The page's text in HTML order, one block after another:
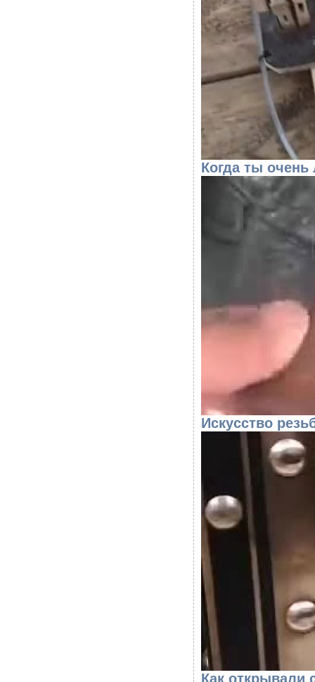
Когда ты
Искусство
Как открывали